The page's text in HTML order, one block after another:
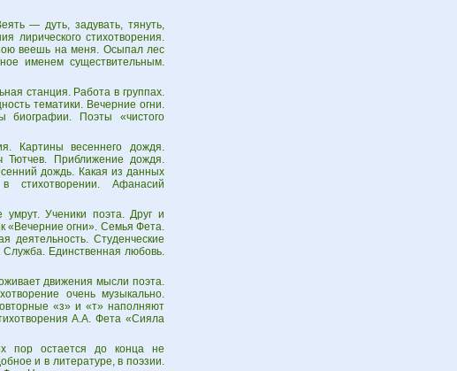
— дуть, задувать, тянуть,
лирического стихотворения.
веешь на меня. Осыпал лес
именем существительным.
станция. Работа в группах.
тематики. Вечерние огни.
биографии. Поэты «чистого
Картины весеннего дождя.
Тютчев. Приближение дождя.
дождь. Какая из данных
стихотворении. Афанасий
Ученики поэта. Друг и
«Вечерние огни». Семья Фета.
деятельность. Студенческие
Служба. Единственная любовь.
движения мысли поэта.
очень музыкально.
«з» и «т» наполняют
А.А. Фета «Сияла
пор остается до конца не
и в литературе, в поэзии.